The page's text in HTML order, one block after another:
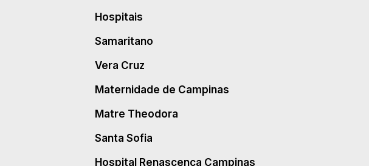
Hospitais
Samaritano
Vera Cruz
Maternidade de Campinas
Matre Theodora
Santa Sofia
Hospital Renascença Campinas